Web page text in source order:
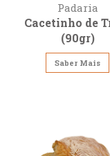
Padaria
Cacetinho de
(90gr)
Saber Mais